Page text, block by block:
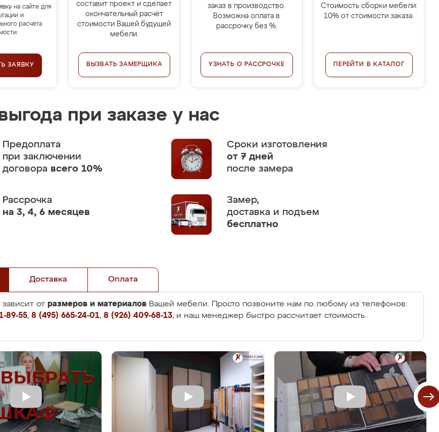
на сайте для
и
расчёта
ЗАЯВКУ
составит проект и сделает
окончательный расчёт
стоимости Вашей будущей
мебели.
ВЫЗВАТЬ ЗАМЕРЩИКА
заказ в производство.
Возможна оплата в
рассрочку без %.
УЗНАТЬ О РАССРОЧКЕ
Стоимость сборки мебели:
10% от стоимости заказа.
ПЕРЕЙТИ В КАТАЛОГ
при заказе у нас
Предоплата
при заключении
договора всего 10%
Сроки изготовления
от 7 дней
после замера
Рассрочка
на 3, 4, 6 месяцев
Замер,
доставка и подъем
бесплатно
Доставка Оплата
от размеров и материалов Вашей мебели. Просто позвоните нам по любому из телефонов:
89-55, 8 (495) 665-24-01, 8 (926) 409-68-13, и наш менеджер быстро рассчитает стоимость.